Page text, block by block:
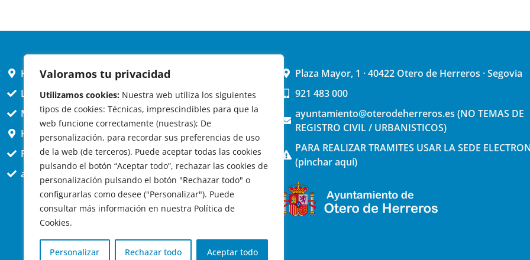
Valoramos tu privacidad
Utilizamos cookies: Nuestra web utiliza los siguientes
tipos de cookies: Técnicas, imprescindibles para que la
web funcione correctamente (nuestras); De
personalización, para recordar sus preferencias de uso
de la web (de terceros). Puede aceptar todas las cookies
pulsando el botón “Aceptar todo”, rechazar las cookies de
personalización pulsando el botón "Rechazar todo" o
configurarlas como desee ("Personalizar"). Puede
consultar más información en nuestra Política de
Cookies.
Personalizar Rechazar todo Aceptar todo
HORARIO AYUNTAMIENTO
L,X,J,V 9 a 14h
MARTES cerrado atención presencial
HORARIO ARQUITECTO
Presencial jueves 12h a 14:30
att. telefónica jueves 10 a 14:30h.
Plaza Mayor, 1 · 40422 Otero de Herreros · Segovia
921 483 000
ayuntamiento@oterodeherreros.es (NO TEMAS DE
REGISTRO CIVIL / URBANISTICOS)
PARA REALIZAR TRAMITES USAR LA SEDE
(pinchar aquí)